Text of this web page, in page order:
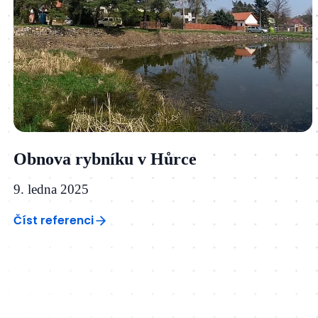
Obnova rybníku v Hůrce
9. ledna 2025
Číst referenci